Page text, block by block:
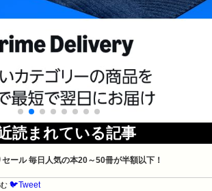
読まれている記事
セール 毎日人気の本20～50冊が半額以下！
🐦Tweet